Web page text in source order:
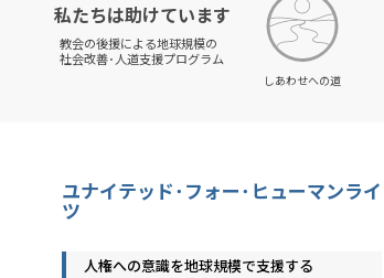
私たちは助けています
教会の後援による地球規模の
社会改善･人道支援プログラム
しあわせへの道
ユナイテッド･フォー･ヒューマンライ
ツ
人権への意識を地球規模で支援する